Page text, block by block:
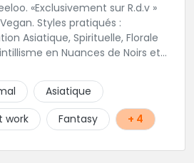
R.d.v »
:
Asiatique, Spirituelle, Florale
en Nuances de Noirs et
HibouTattoos
Asiatique
work Fantasy + 4